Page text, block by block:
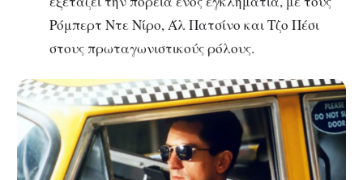
Ρόμπερτ Ντε Νίρο, Άλ Πατσίνο και Τζο Πέσι
στους πρωταγωνιστικούς ρόλους.